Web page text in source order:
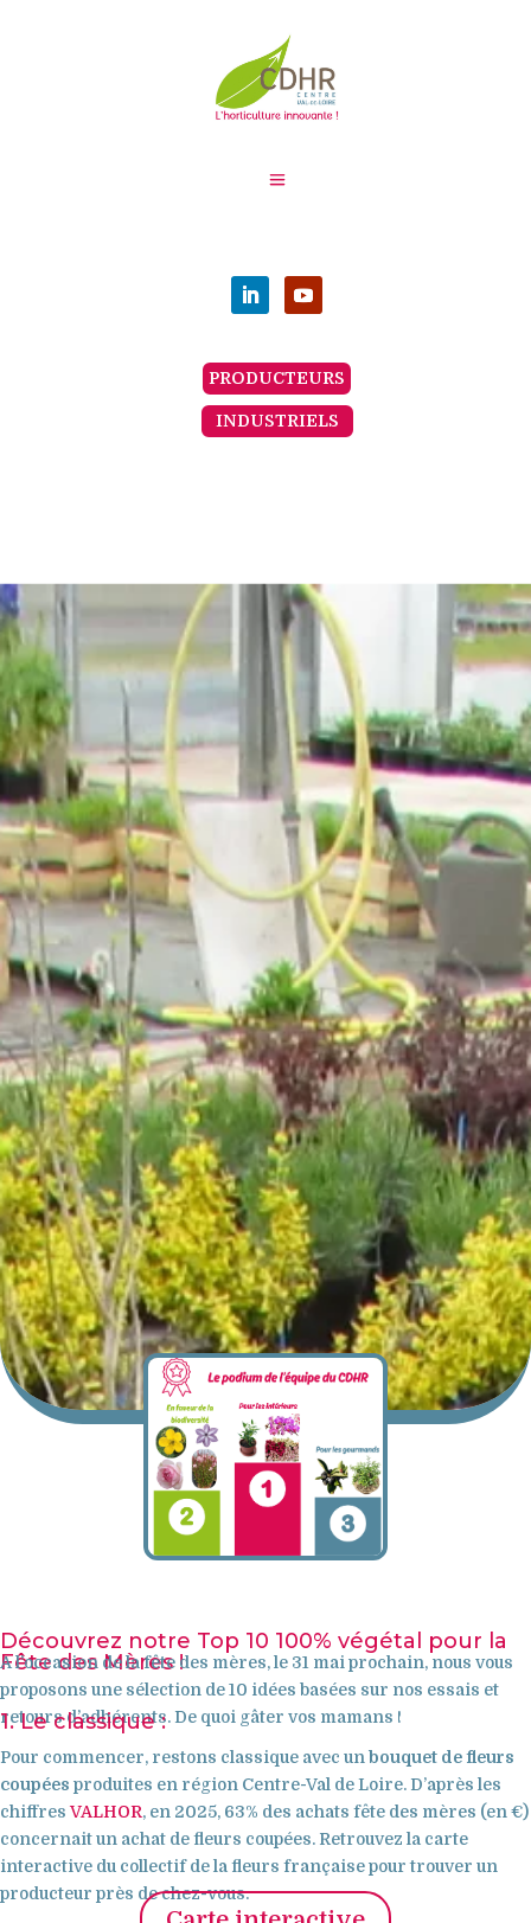
PRODUCTEURS
INDUSTRIELS
Découvrez notre Top 10 100% végétal pour la
Fête des Mères !
A l’occasion de la fête des mères, le 31 mai prochain, nous vous
proposons une sélection de 10 idées basées sur nos essais et
retours d’adhérents. De quoi gâter vos mamans !
1. Le classique :
Pour commencer, restons classique avec un bouquet de fleurs
coupées produites en région Centre-Val de Loire. D’après les
chiffresVALHOR, en 2025, 63% des achats fête des mères (en €)
concernait un achat de fleurs coupées. Retrouvez la carte
interactive du collectif de la fleurs française pour trouver un
producteur près de chez-vous.